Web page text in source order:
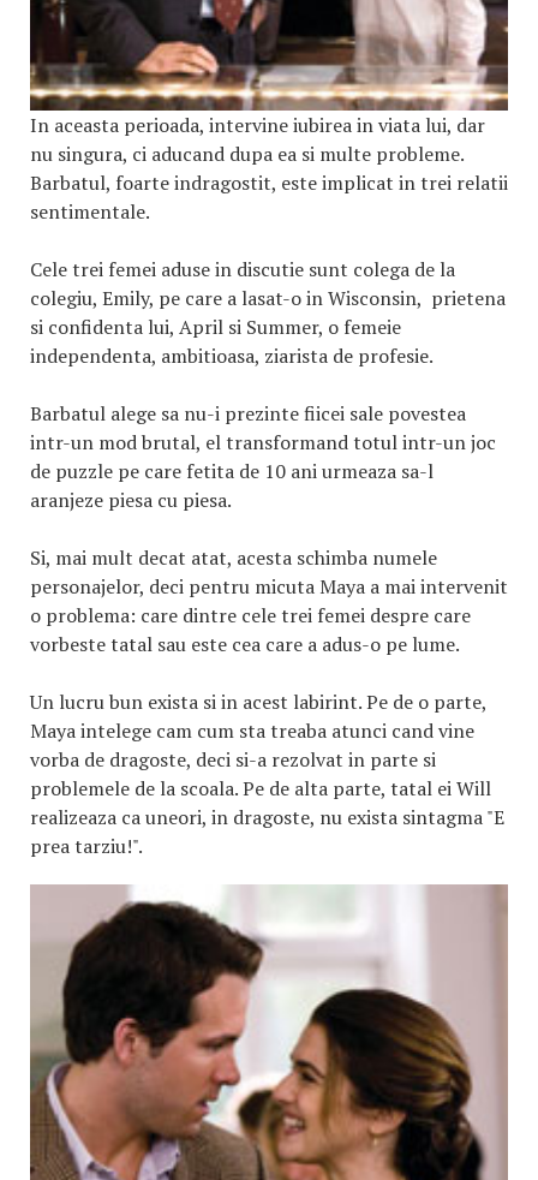
In aceasta perioada, intervine iubirea in viata lui, dar
nu singura, ci aducand dupa ea si multe probleme.
Barbatul, foarte indragostit, este implicat in trei relatii
sentimentale.
Cele trei femei aduse in discutie sunt colega de la
colegiu, Emily, pe care a lasat-o in Wisconsin, prietena
si confidenta lui, April si Summer, o femeie
independenta, ambitioasa, ziarista de profesie.
Barbatul alege sa nu-i prezinte fiicei sale povestea
intr-un mod brutal, el transformand totul intr-un joc
de puzzle pe care fetita de 10 ani urmeaza sa-l
aranjeze piesa cu piesa.
Si, mai mult decat atat, acesta schimba numele
personajelor, deci pentru micuta Maya a mai intervenit
o problema: care dintre cele trei femei despre care
vorbeste tatal sau este cea care a adus-o pe lume.
Un lucru bun exista si in acest labirint. Pe de o parte,
Maya intelege cam cum sta treaba atunci cand vine
vorba de dragoste, deci si-a rezolvat in parte si
problemele de la scoala. Pe de alta parte, tatal ei Will
realizeaza ca uneori, in dragoste, nu exista sintagma "E
prea tarziu!".